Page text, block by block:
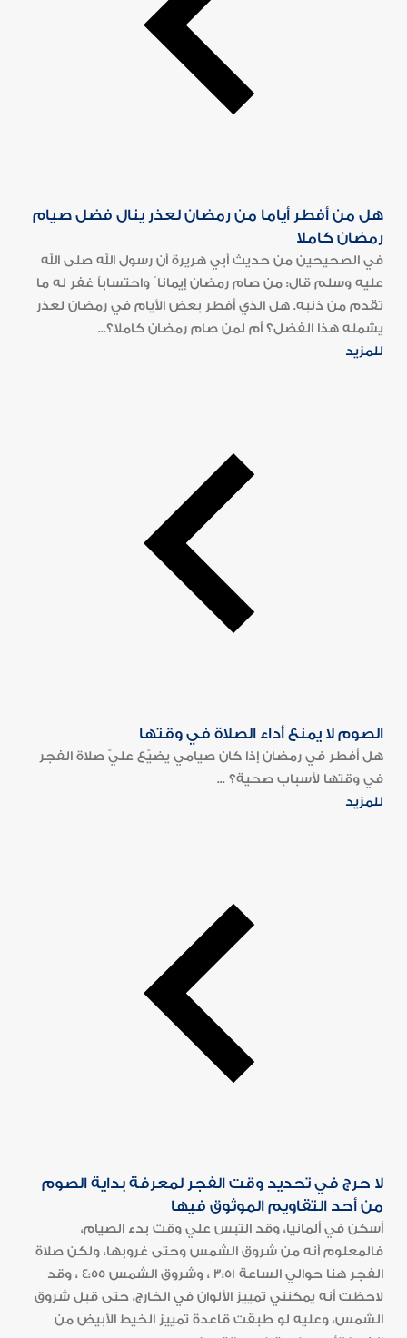
هل من أفطر أياما من رمضان لعذر ينال فضل صيام
رمضان كاملا
في الصحيحين من حديث أبي هريرة أن رسول الله صلى الله
عليه وسلم قال: من صام رمضان إيمانا ً واحتساباً غفر له ما
تقدم من ذنبه. هل الذي أفطر بعض الأيام في رمضان لعذر
يشمله هذا الفضل؟ أم لمن صام رمضان كاملا؟...
للمزيد
الصوم لا يمنع أداء الصلاة في وقتها
هل أفطر في رمضان إذا كان صيامي يضيّع عليّ صلاة الفجر
في وقتها لأسباب صحية؟ ...
للمزيد
لا حرج في تحديد وقت الفجر لمعرفة بداية الصوم
من أحد التقاويم الموثوق فيها
أسكن في ألمانيا، وقد التبس علي وقت بدء الصيام،
فالمعلوم أنه من شروق الشمس وحتى غروبها، ولكن صلاة
الفجر هنا حوالي الساعة 3:51 ، وشروق الشمس 4:55 ، وقد
لاحظت أنه يمكنني تمييز الألوان في الخارج، حتى قبل شروق
الشمس، وعليه لو طبقت قاعدة تمييز الخيط الأبيض من